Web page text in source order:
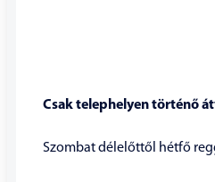
Csak telephelyen történő
Szombat délelőttől hétfő